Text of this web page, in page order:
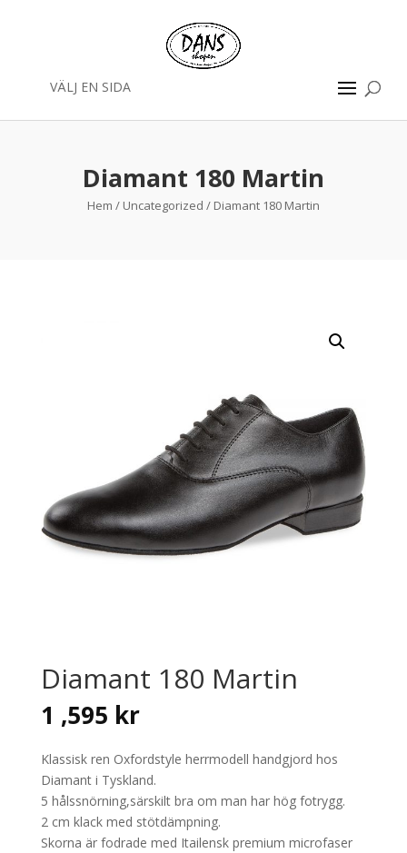
VÄLJ EN SIDA
Diamant 180 Martin
Hem / Uncategorized / Diamant 180 Martin
Diamant 180 Martin
1 ,595 kr
Klassisk ren Oxfordstyle herrmodell handgjord hos
Diamant i Tyskland.
5 hålssnörning,särskilt bra om man har hög fotrygg.
2 cm klack med stötdämpning.
Skorna är fodrade med Itailensk premium microfaser